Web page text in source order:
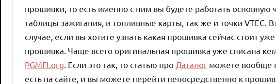
прошивки, то есть именно с ним вы будете работать основную
таблицы зажигания, и топливные карты, так же и точки VTEC.
случае, если вы хотите узнать какая прошивка сейчас стоит
прошивка. Чаще всего оригинальная прошивка уже списана
PGMFI.org . Если это так, то статью про Даталог можете вообще
есть на сайте, и вы можете перейти непосредственно к